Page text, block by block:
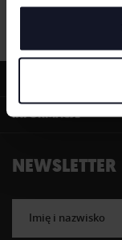
INFORMACJE
NEWSLETTER
Imię i nazwisko